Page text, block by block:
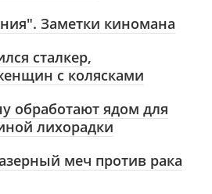
Заметки киномана
сталкер,
с колясками
обработают ядом для
лихорадки
меч против рака